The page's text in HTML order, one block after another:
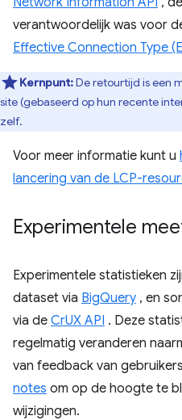
verantwoordelijk was voor
Effective Connection Type
Kernpunt:De retourtijd is een
site (gebaseerd op hun recente
zelf.
Voor meer informatie kunt u
lancering van de LCP-
Experimentele
Experimentele statistieken
dataset via BigQuery , en
via de CrUX API . Deze
regelmatig veranderen
van feedback van
notes om op de hoogte te
wijzigingen.